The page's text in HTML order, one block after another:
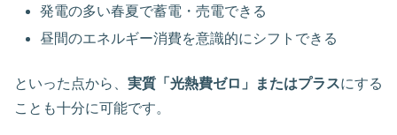
発電の多い春夏で蓄電・売電できる
昼間のエネルギー消費を意識的にシフトできる
といった点から、 実質「光熱費ゼロ」またはプラスにする
ことも十分に可能です。